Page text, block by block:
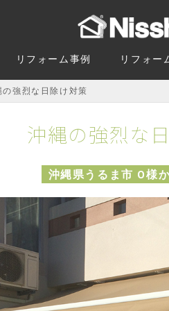
リフォーム事例 リフォー
の強烈な日除け対策
沖縄の強烈な
沖縄県うるま市 O様